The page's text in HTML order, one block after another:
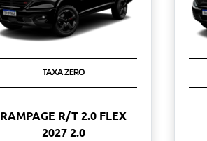
TAXA ZERO
RAMPAGE R/T 2.0 FLEX
2027 2.0